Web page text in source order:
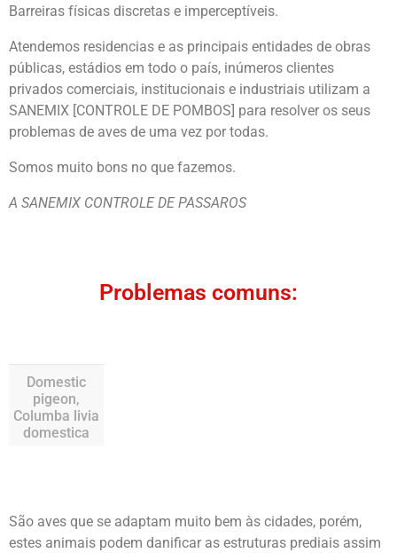
Barreiras físicas discretas e imperceptíveis.
Atendemos residencias e as principais entidades de obras
públicas, estádios em todo o país, inúmeros clientes
privados comerciais, institucionais e industriais utilizam a
SANEMIX [CONTROLE DE POMBOS] para resolver os seus
problemas de aves de uma vez por todas.
Somos muito bons no que fazemos.
A SANEMIX CONTROLE DE PASSAROS
Problemas comuns:
Domestic
pigeon,
Columba livia
domestica
São aves que se adaptam muito bem às cidades, porém,
estes animais podem danificar as estruturas prediais assim